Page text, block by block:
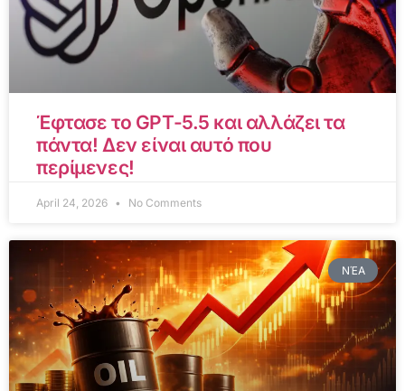
Έφτασε το GPT-5.5 και αλλάζει τα
πάντα! Δεν είναι αυτό που
περίμενες!
April 24, 2026 No Comments
ΝΈΑ